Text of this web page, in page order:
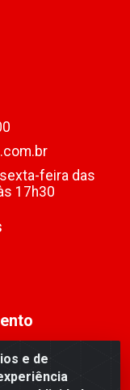
e de
feira das
17h30